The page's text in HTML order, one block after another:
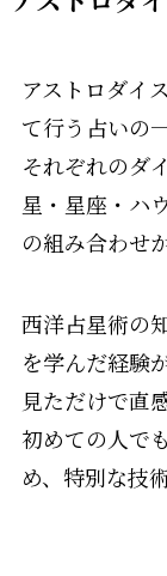
アストロダイ
て行う占いの
それぞれのダ
星・星座・ハ
の組み合わせ
西洋占星術の
を学んだ経験
見ただけで直
初めての人で
め、特別な技